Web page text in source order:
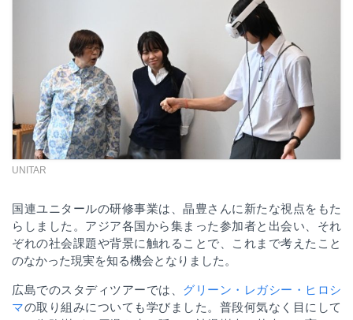
UNITAR
国連ユニタールの研修事業は、晶豊さんに新たな視点をもた
らしました。アジア各国から集まった参加者と出会い、それ
ぞれの社会課題や背景に触れることで、これまで考えたこと
のなかった現実を知る機会となりました。
広島でのスタディツアーでは、 グリーン・レガシー・ヒロシ
マの取り組みについても学びました。普段何気なく目にして